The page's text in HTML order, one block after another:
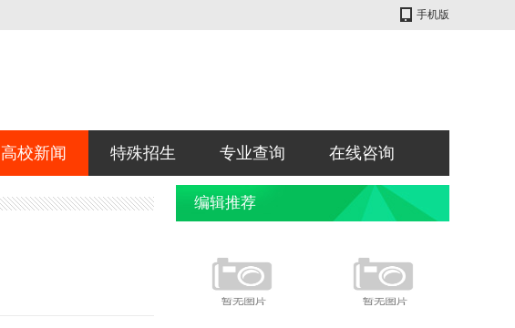
手机版
高校新闻 特殊招生 专业查询 在线咨询
编辑推荐